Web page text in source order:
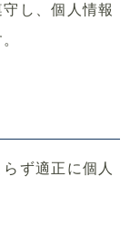
し、個人情報
ず適正に個人